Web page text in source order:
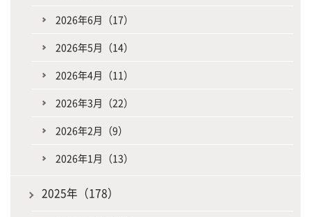
2026年6月（17）
2026年5月（14）
2026年4月（11）
2026年3月（22）
2026年2月（9）
2026年1月（13）
2025年（178）